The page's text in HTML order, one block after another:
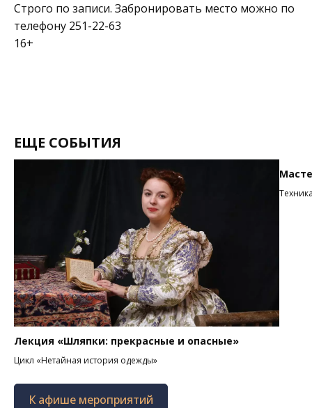
Строго по записи. Забронировать место можно по
телефону 251-22-63
16+
ЕЩЕ СОБЫТИЯ
Лекция «Шляпки: прекрасные и опасные»
Цикл «Нетайная история одежды»
К афише мероприятий